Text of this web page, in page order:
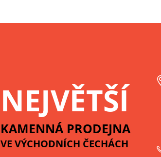
NEJVĚTŠÍ
KAMENNÁ PRODEJNA
VE VÝCHODNÍCH ČECHÁCH